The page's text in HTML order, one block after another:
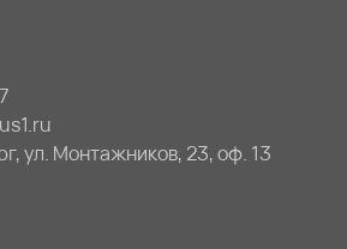
ул. Монтажников, 23, оф. 13